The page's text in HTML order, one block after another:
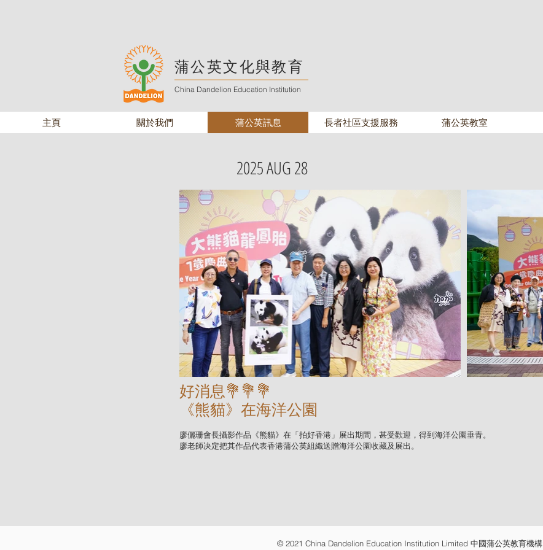
蒲公英文化與教育
China Dandelion Education Institution
主頁 關於我們 蒲公英訊息 長者社區支援服務 蒲公英教室
2025 AUG 28
好消息💐💐💐
《熊貓》在海洋公園
廖儷珊會長攝影作品《熊貓》在「拍好香港」展出期間，甚受歡迎，得到海洋公園垂青。
廖老師决定把其作品代表香港蒲公英組織送贈海洋公園收藏及展出。
© 2021 China Dandelion Education Institution Limited 中國蒲公英教育機構